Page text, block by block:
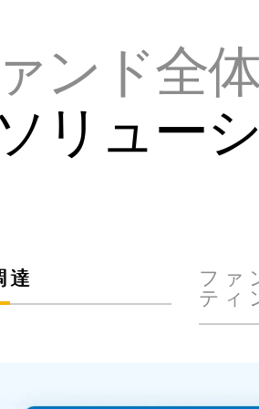
ンド全
リュー
達
ファ
ティ